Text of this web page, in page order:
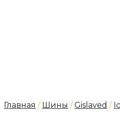
Главная / Шины /Gislaved /